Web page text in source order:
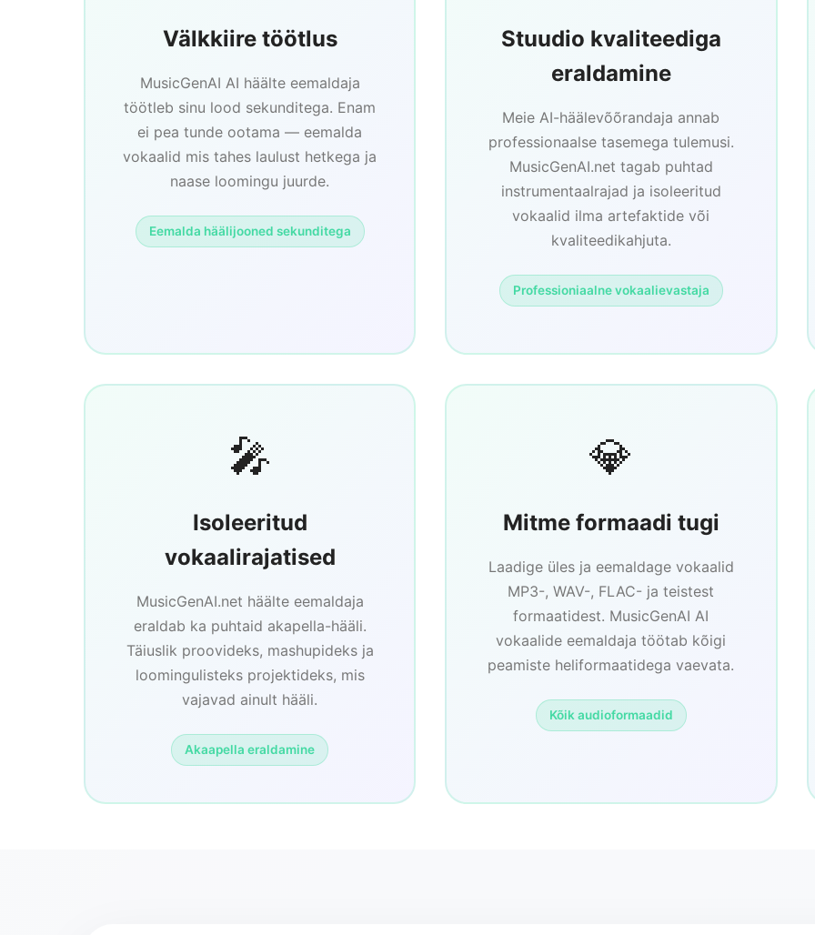
Välkkiire töötlus
MusicGenAI AI häälte eemaldaja
töötleb sinu lood sekunditega. Enam
ei pea tunde ootama — eemalda
vokaalid mis tahes laulust hetkega ja
naase loomingu juurde.
Eemalda häälijooned sekunditega
Stuudio kvaliteediga
eraldamine
Meie AI-häälevõõrandaja annab
professionaalse tasemega tulemusi.
MusicGenAI.net tagab puhtad
instrumentaalrajad ja isoleeritud
vokaalid ilma artefaktide või
kvaliteedikahjuta.
Professioniaalne vokaalievastaja
🎤
Isoleeritud
vokaalirajatised
MusicGenAI.net häälte eemaldaja
eraldab ka puhtaid akapella-hääli.
Täiuslik proovideks, mashupideks ja
loomingulisteks projektideks, mis
vajavad ainult hääli.
Akaapella eraldamine
💎
Mitme formaadi tugi
Laadige üles ja eemaldage vokaalid
MP3-, WAV-, FLAC- ja teistest
formaatidest. MusicGenAI AI
vokaalide eemaldaja töötab kõigi
peamiste heliformaatidega vaevata.
Kõik audioformaadid